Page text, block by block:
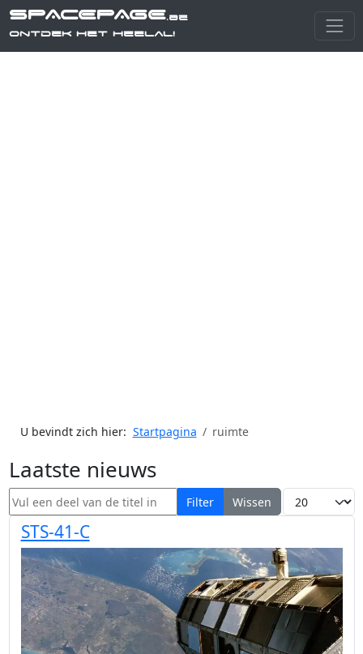
SPACEPAGE.be
Ontdek het heelal!
U bevindt zich hier: Startpagina ruimte
Laatste nieuws
Vul een deel van de titel in Filter Wissen Toon #
STS-41-C